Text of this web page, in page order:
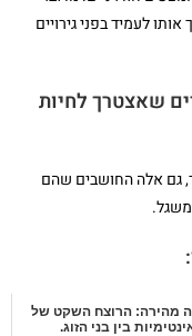
לעמיד בפני גירויים
שאצטרך לחיות
לכל גבר, גם אלה החושבים שהם
מהירה: הרוצח השקט של
בין בני הזוג.